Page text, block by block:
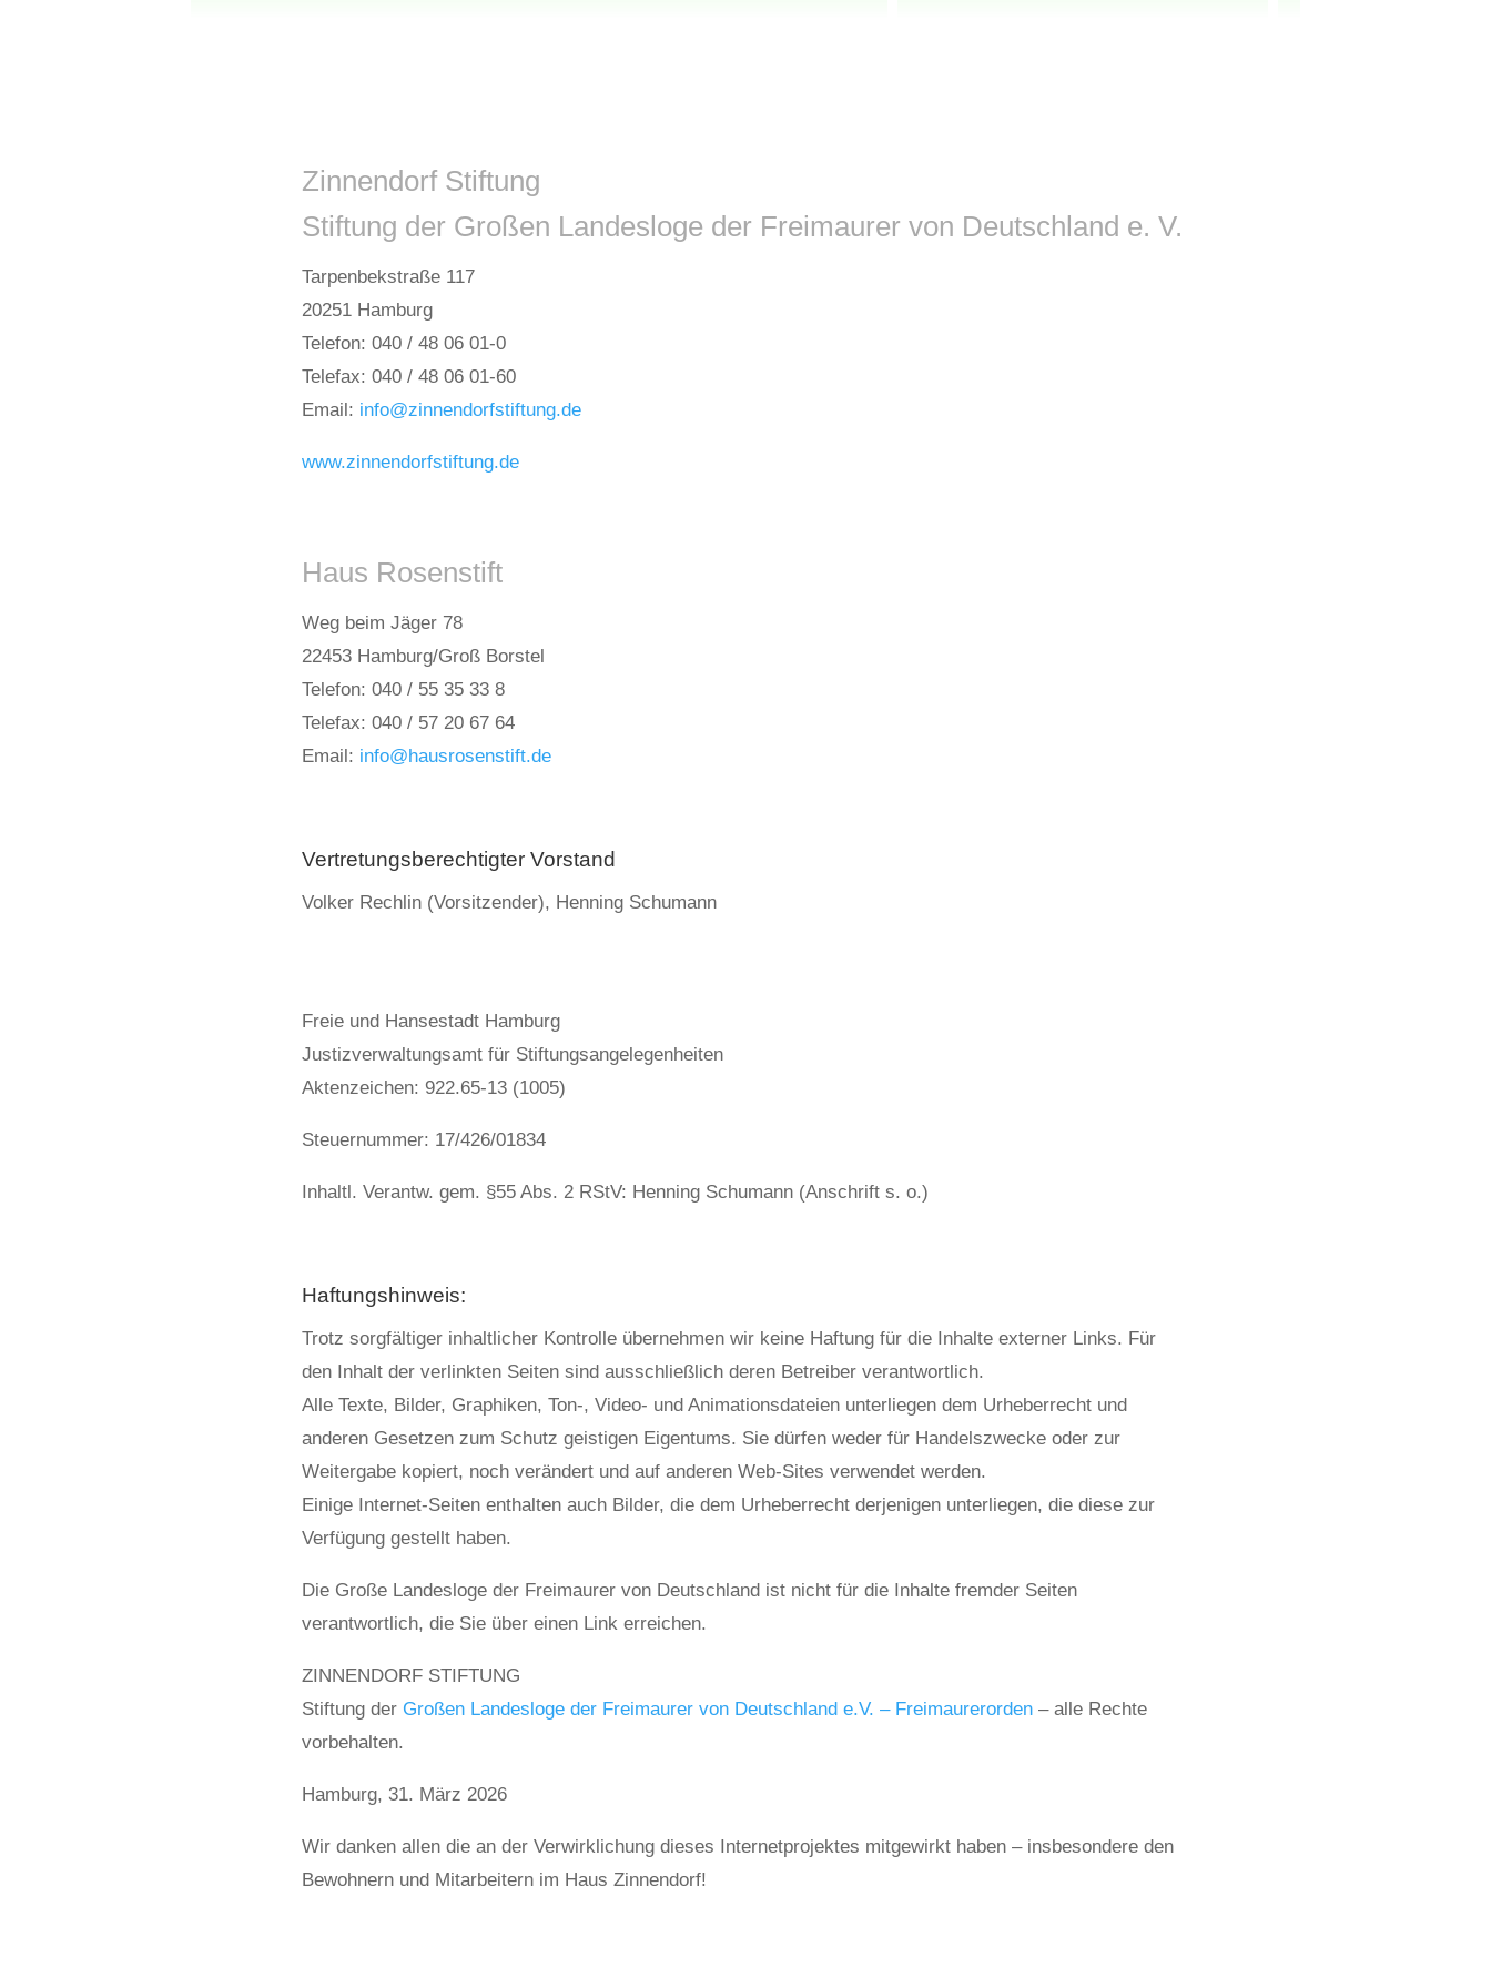
Zinnendorf Stiftung
Stiftung der Großen Landesloge der Freimaurer von Deutschland e. V.
Tarpenbekstraße 117
20251 Hamburg
Telefon: 040 / 48 06 01-0
Telefax: 040 / 48 06 01-60
Email: info@zinnendorfstiftung.de
www.zinnendorfstiftung.de
Haus Rosenstift
Weg beim Jäger 78
22453 Hamburg/Groß Borstel
Telefon: 040 / 55 35 33 8
Telefax: 040 / 57 20 67 64
Email: info@hausrosenstift.de
Vertretungsberechtigter Vorstand
Volker Rechlin (Vorsitzender), Henning Schumann
Freie und Hansestadt Hamburg
Justizverwaltungsamt für Stiftungsangelegenheiten
Aktenzeichen: 922.65-13 (1005)
Steuernummer: 17/426/01834
Inhaltl. Verantw. gem. §55 Abs. 2 RStV: Henning Schumann (Anschrift s. o.)
Haftungshinweis:
Trotz sorgfältiger inhaltlicher Kontrolle übernehmen wir keine Haftung für die Inhalte externer Links. Für
den Inhalt der verlinkten Seiten sind ausschließlich deren Betreiber verantwortlich.
Alle Texte, Bilder, Graphiken, Ton-, Video- und Animationsdateien unterliegen dem Urheberrecht und
anderen Gesetzen zum Schutz geistigen Eigentums. Sie dürfen weder für Handelszwecke oder zur
Weitergabe kopiert, noch verändert und auf anderen Web-Sites verwendet werden.
Einige Internet-Seiten enthalten auch Bilder, die dem Urheberrecht derjenigen unterliegen, die diese zur
Verfügung gestellt haben.
Die Große Landesloge der Freimaurer von Deutschland ist nicht für die Inhalte fremder Seiten
verantwortlich, die Sie über einen Link erreichen.
ZINNENDORF STIFTUNG
Stiftung der Großen Landesloge der Freimaurer von Deutschland e.V. – Freimaurerorden – alle Rechte
vorbehalten.
Hamburg, 31. März 2026
Wir danken allen die an der Verwirklichung dieses Internetprojektes mitgewirkt haben – insbesondere den
Bewohnern und Mitarbeitern im Haus Zinnendorf!